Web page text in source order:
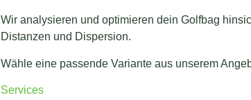
Wir analysieren und optimieren dein Golfbag
Distanzen und Dispersion.
Wähle eine passende Variante aus unserem
Services